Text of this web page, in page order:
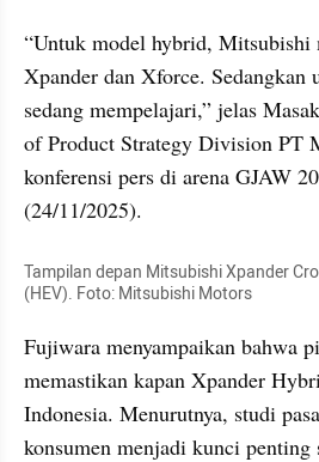
“Untuk model hybrid, Mitsubishi
Xpander dan Xforce. Sedangkan
sedang mempelajari,” jelas
of Product Strategy Division PT
konferensi pers di arena GJAW
(24/11/2025).
Tampilan depan Mitsubishi Xpander
(HEV). Foto: Mitsubishi Motors
Fujiwara menyampaikan bahwa
memastikan kapan Xpander
Indonesia. Menurutnya, studi
konsumen menjadi kunci penting